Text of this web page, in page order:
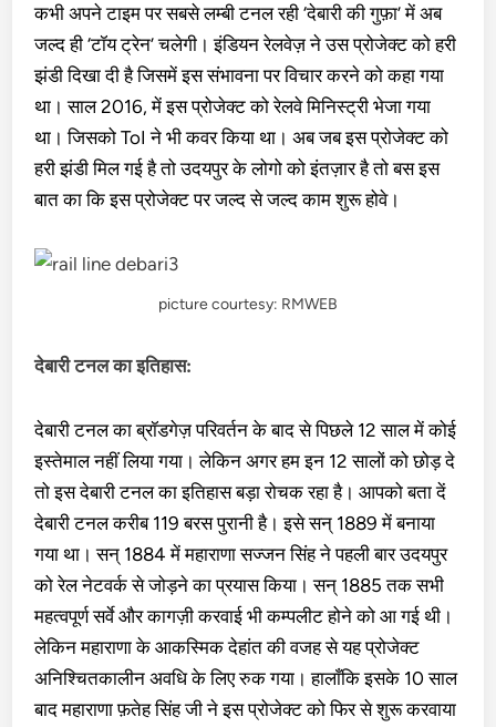
कभी अपने टाइम पर सबसे लम्बी टनल रही ‘देबारी की गुफ़ा’ में अब
जल्द ही ‘टॉय ट्रेन’ चलेगी। इंडियन रेलवेज़ ने उस प्रोजेक्ट को हरी
झंडी दिखा दी है जिसमें इस संभावना पर विचार करने को कहा गया
था। साल 2016, में इस प्रोजेक्ट को रेलवे मिनिस्ट्री भेजा गया
था। जिसको ToI ने भी कवर किया था। अब जब इस प्रोजेक्ट को
हरी झंडी मिल गई है तो उदयपुर के लोगो को इंतज़ार है तो बस इस
बात का कि इस प्रोजेक्ट पर जल्द से जल्द काम शुरू होवे।
picture courtesy: RMWEB
देबारी टनल का इतिहास:
देबारी टनल का ब्रॉडगेज़ परिवर्तन के बाद से पिछले 12 साल में कोई
इस्तेमाल नहीं लिया गया। लेकिन अगर हम इन 12 सालों को छोड़ दे
तो इस देबारी टनल का इतिहास बड़ा रोचक रहा है। आपको बता दें
देबारी टनल करीब 119 बरस पुरानी है। इसे सन् 1889 में बनाया
गया था। सन् 1884 में महाराणा सज्जन सिंह ने पहली बार उदयपुर
को रेल नेटवर्क से जोड़ने का प्रयास किया। सन् 1885 तक सभी
महत्वपूर्ण सर्वे और कागज़ी करवाई भी कम्पलीट होने को आ गई थी।
लेकिन महाराणा के आकस्मिक देहांत की वजह से यह प्रोजेक्ट
अनिश्चितकालीन अवधि के लिए रुक गया। हालाँकि इसके 10 साल
बाद महाराणा फ़तेह सिंह जी ने इस प्रोजेक्ट को फिर से शुरू करवाया